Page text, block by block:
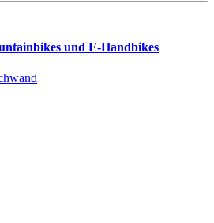
und E-Handbikes